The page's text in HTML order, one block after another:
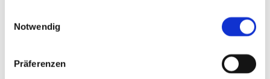
Notwendig
Präferenzen